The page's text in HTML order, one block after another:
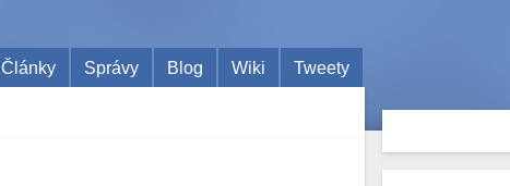
Články Správy Blog Wiki Tweety